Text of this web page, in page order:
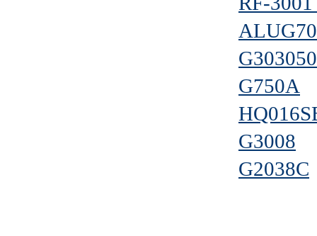
G750A
G3008
G2038C